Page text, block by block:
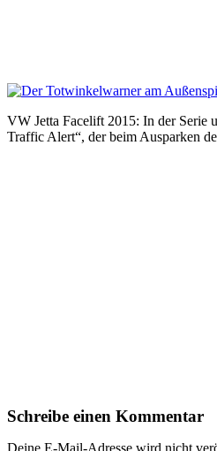
VW Jetta Facelift 2015: In der Serie
Traffic Alert“, der beim Ausparken
Schreibe einen Kommentar
Deine E-Mail-Adresse wird nicht